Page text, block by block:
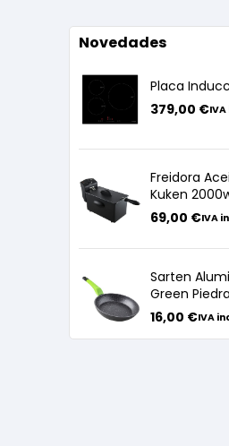
Novedades
Placa
379,00 €
Freidora
Kuken
69,00 €IVA
Sarten
Green
24cm
16,00 €IVA